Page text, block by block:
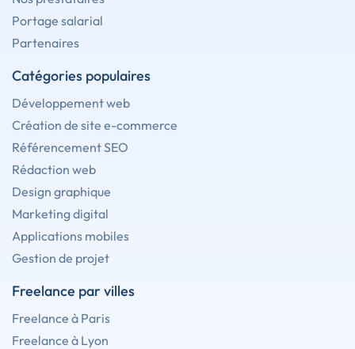
Portage salarial
Partenaires
Catégories populaires
Développement web
Création de site e-commerce
Référencement SEO
Rédaction web
Design graphique
Marketing digital
Applications mobiles
Gestion de projet
Freelance par villes
Freelance à Paris
Freelance à Lyon